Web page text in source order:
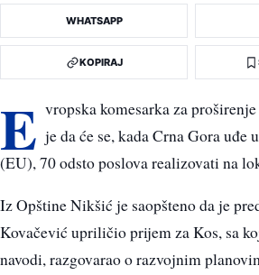
WHATSAPP
KOPIRAJ
E vropska komesarka za
je da će se, kada Crna Gora uđe
(EU), 70 odsto poslova realizovati na
Iz Opštine Nikšić je saopšteno da je
Kovačević upriličio prijem za Kos, sa
navodi, razgovarao o razvojnim